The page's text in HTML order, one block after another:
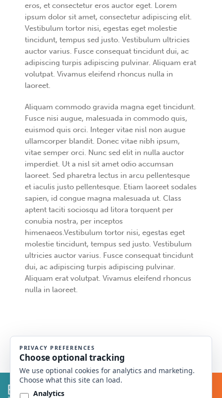
eros, et consectetur eros auctor eget. Lorem
ipsum dolor sit amet, consectetur adipiscing elit.
Vestibulum tortor nisi, egestas eget molestie
tincidunt, tempus sed justo. Vestibulum ultricies
auctor varius. Fusce consequat tincidunt dui, ac
adipiscing turpis adipiscing pulvinar. Aliquam erat
volutpat. Vivamus eleifend rhoncus nulla in
laoreet.
Aliquam commodo gravida magna eget tincidunt.
Fusce nisi augue, malesuada in commodo quis,
euismod quis orci. Integer vitae nisl non augue
ullamcorper blandit. Donec vitae nibh ipsum,
vitae semper orci. Nunc sed elit in nulla auctor
imperdiet. Ut a nisl sit amet odio accumsan
laoreet. Sed pharetra lectus in arcu pellentesque
et iaculis justo pellentesque. Etiam laoreet sodales
sapien, id congue magna malesuada ut. Class
aptent taciti sociosqu ad litora torquent per
conubia nostra, per inceptos
himenaeos.Vestibulum tortor nisi, egestas eget
molestie tincidunt, tempus sed justo. Vestibulum
ultricies auctor varius. Fusce consequat tincidunt
dui, ac adipiscing turpis adipiscing pulvinar.
Aliquam erat volutpat. Vivamus eleifend rhoncus
nulla in laoreet.
All rights reserved.